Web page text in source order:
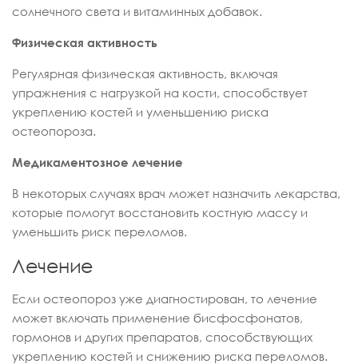
солнечного света и витаминных добавок.
Физическая активность
Регулярная физическая активность, включая
упражнения с нагрузкой на кости, способствует
укреплению костей и уменьшению риска
остеопороза.
Медикаментозное лечение
В некоторых случаях врач может назначить лекарства,
которые помогут восстановить костную массу и
уменьшить риск переломов.
Лечение
Если остеопороз уже диагностирован, то лечение
может включать применение бисфосфонатов,
гормонов и других препаратов, способствующих
укреплению костей и снижению риска переломов.